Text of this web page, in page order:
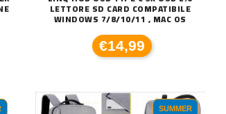
CPU LED FRGB LGA 1700 1
LETTORE SD CARD COMPATIBILE
WINDOWS 7/8/10/11 , MAC OS
€14,99
SUMMER